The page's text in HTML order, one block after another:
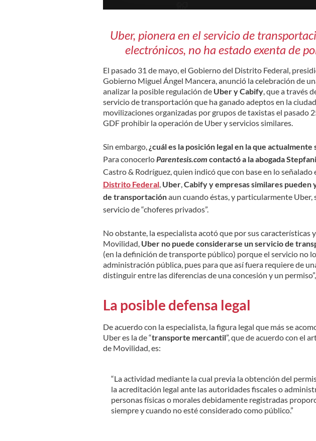
Uber, pionera en el servicio de
electrónicos, no ha estado exenta de
El pasado 31 de mayo, el Gobierno del Distrito Federal,
Gobierno Miguel Ángel Mancera,anunció la celebración de
analizar la posible regulación de Uber yCabify, que a través
servicio de transportación que ha ganado adeptos en la
movilizaciones organizadas por grupos de taxistas el pasado
GDF prohibir la operación de Uber y servicios similares.
Sin embargo, ¿cuál es la posición legal en la que
Para conocerloParentesis.com contactó a la abogada
Castro & Rodríguez, quien indicó que con base en lo señalado
Distrito Federal, Uber,Cabify y empresas similares
de transportaciónaun cuando éstas, y particularmente Uber,
servicio de “choferes privados”.
No obstante, la especialista acotó que por sus características
Movilidad, Uber no puede considerarse un servicio de
(en la definición de transporte público) porque el servicio no
administración pública, pues para que así fuera requiere de
distinguir entre las diferencias de una concesión y un
La posible defensa legal
De acuerdo con la especialista, la figura legal que más se
Uber es la de “transporte mercantil”, que de acuerdo con el
de Movilidad, es:
“La actividad mediante la cual previa la obtención del
la acreditación legal ante las autoridades fiscales o
personas físicas o morales debidamente registradas
siempre y cuando no esté considerado como público.”